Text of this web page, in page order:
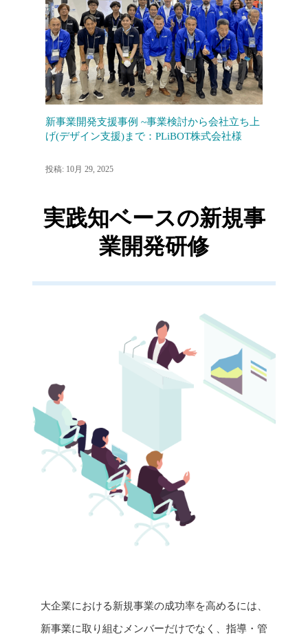
新事業開発支援事例 ~事業検討から会社立ち上
げ(デザイン支援)まで：PLiBOT株式会社様
投稿: 10月 29, 2025
実践知ベースの新規事
業開発研修
大企業における新規事業の成功率を高めるには、
新事業に取り組むメンバーだけでなく、指導・管